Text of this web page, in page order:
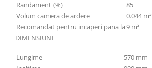
Randament (%)
85
Volum camera de ardere
0.044 m³
Recomandat pentru incaperi pana la9 m²
DIMENSIUNI
Lungime
570 mm